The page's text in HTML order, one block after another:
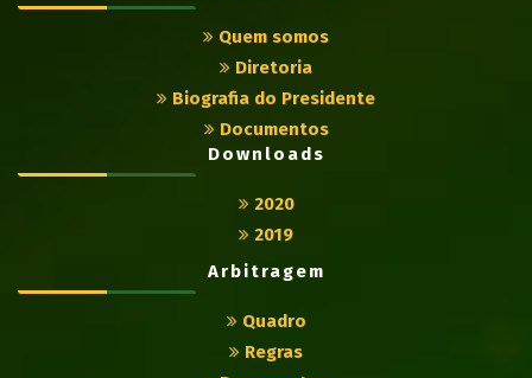
Quem somos
Diretoria
Biografia do Presidente
Documentos
Downloads
2020
2019
Arbitragem
Quadro
Regras